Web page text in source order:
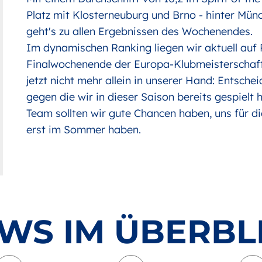
Platz mit Klosterneuburg und Brno - hinter
geht's zuallen Ergebnissen des Wochenendes.
Im dynamischen Ranking liegen wir aktuell auf
Finalwochenende der Europa-
jetzt nicht mehr allein in unserer Hand:
gegen die wir in dieser Saison bereits gespielt
Team sollten wir gute Chancen haben, uns für
erst im Sommer haben.
IM